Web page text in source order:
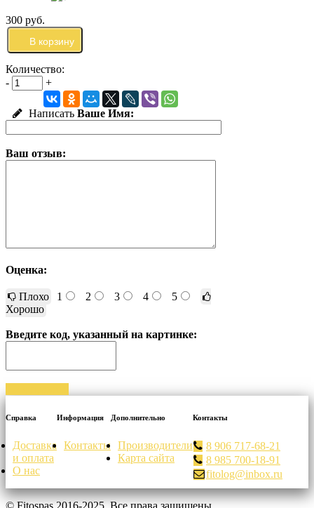
300 руб.
Количество:
-
+
Написать Ваше Имя:
Ваш отзыв:
Оценка:
Плохо 1 2 3 4
5
Хорошо
Введите код, указанный на картинке:
Справка
Доставка
и оплата
О нас
Информация
Контакты
Дополнительно
Производители
Карта сайта
Контакты
8 906 717-68-21
8 985 700-18-91
fitolog@inbox.ru